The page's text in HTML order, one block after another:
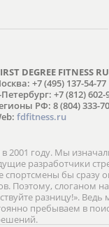
DEGREE FITNESS
+7 (495) 137-54-77
+7 (812) 602-
РФ: 8 (804) 333-
fdfitness.ru
2001 году. Мы
разработчики
спортсмены бы сразу
Поэтому, слоганом
разницу!».
пребываем в